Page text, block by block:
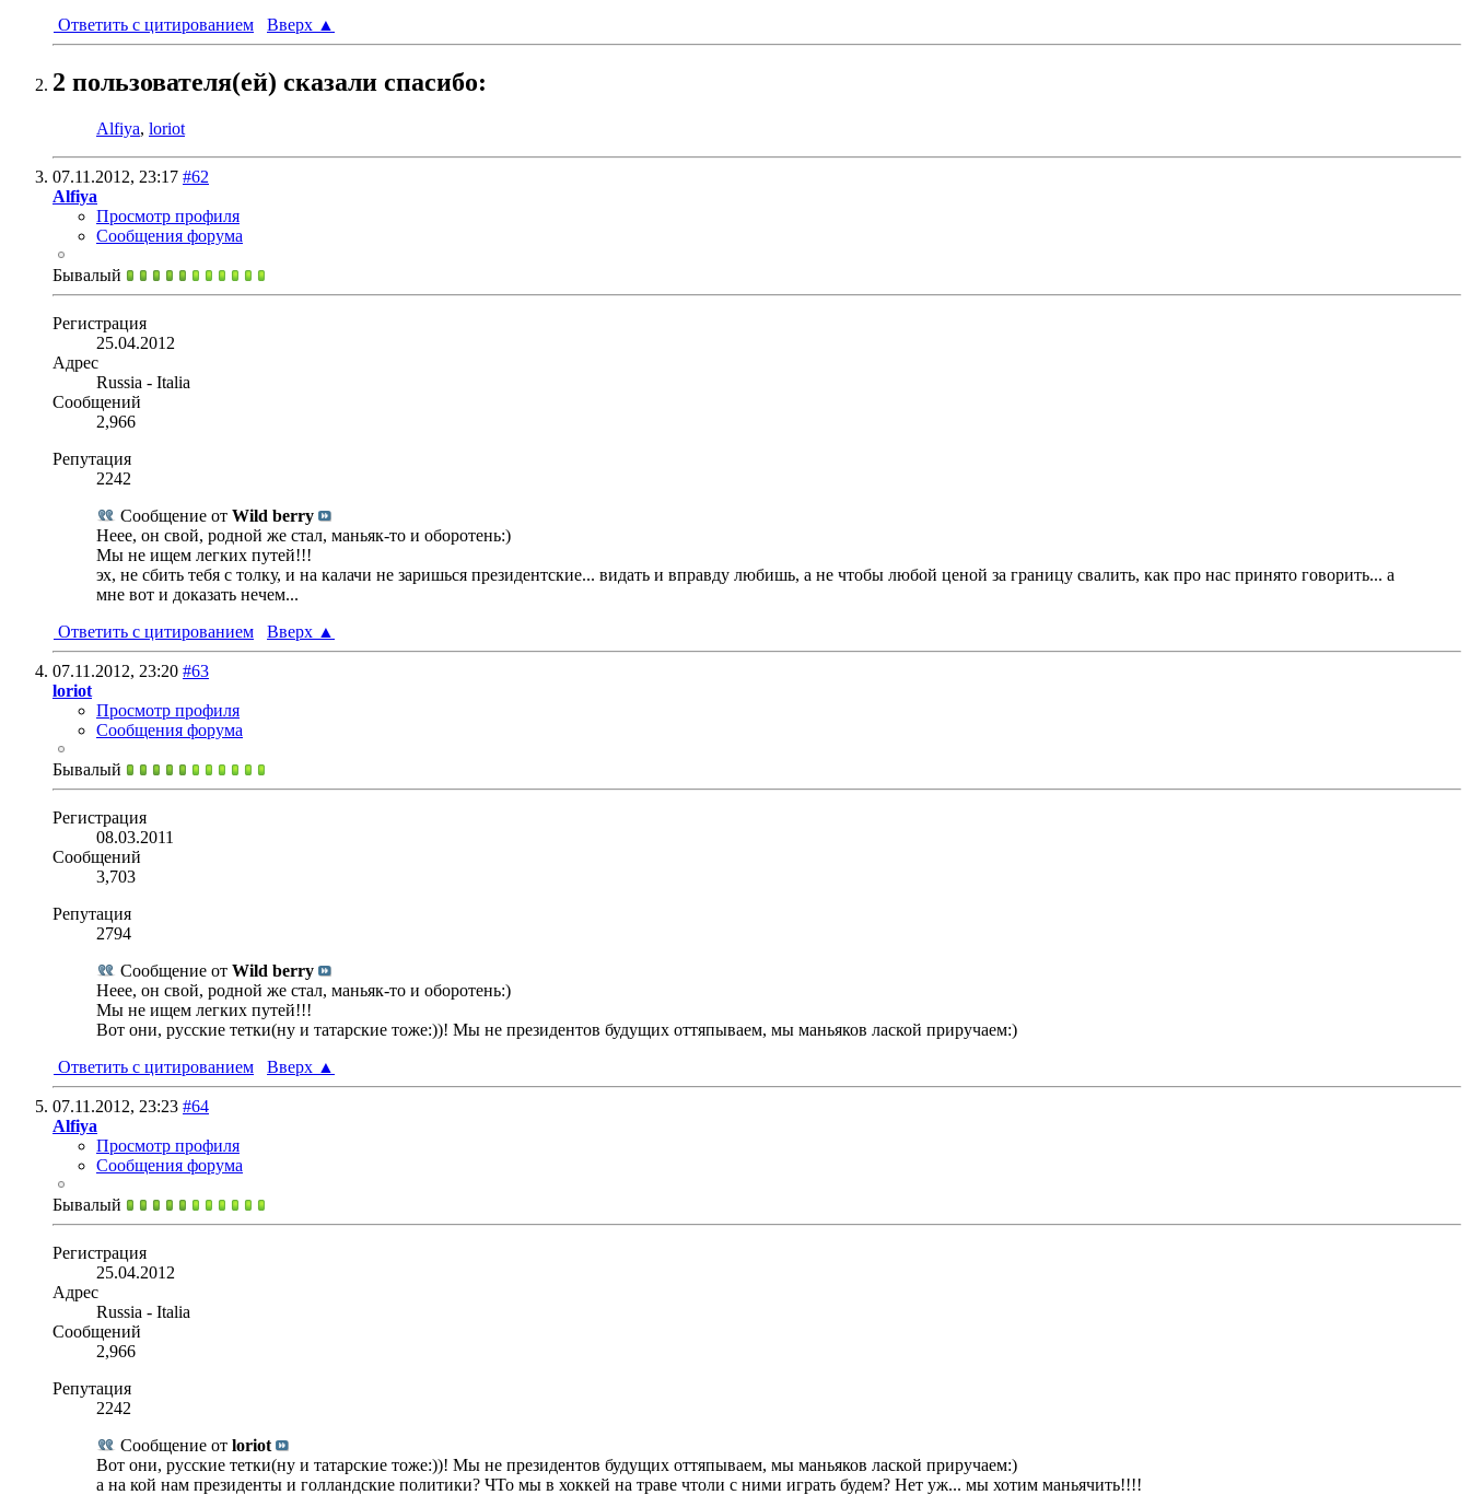
Ответить с цитированием Вверх ▲
2 пользователя(ей) сказали cпасибо:
Alfiya, loriot
07.11.2012, 23:17 #62
Alfiya
Просмотр профиля
Сообщения форума
Бывалый
Регистрация
25.04.2012
Адрес
Russia - Italia
Сообщений
2,966
Репутация
2242
Сообщение от Wild berry
Неее, он свой, родной же стал, маньяк-то и оборотень:)
Мы не ищем легких путей!!!
эх, не сбить тебя с толку, и на калачи не заришься президентские... видать и вправду любишь, а не чтобы любой ценой за границу свалить, как про нас принято говорить... а
мне вот и доказать нечем...
Ответить с цитированием
Вверх ▲
07.11.2012, 23:20 #63
loriot
Просмотр профиля
Сообщения форума
Бывалый
Регистрация
08.03.2011
Сообщений
3,703
Репутация
2794
Сообщение от Wild berry
Неее, он свой, родной же стал, маньяк-то и оборотень:)
Мы не ищем легких путей!!!
Вот они, русские тетки(ну и татарские тоже:))! Мы не президентов будущих оттяпываем, мы маньяков лаской приручаем:)
Ответить с цитированием
Вверх ▲
07.11.2012, 23:23 #64
Alfiya
Просмотр профиля
Сообщения форума
Бывалый
Регистрация
25.04.2012
Адрес
Russia - Italia
Сообщений
2,966
Репутация
2242
Сообщение от loriot
Вот они, русские тетки(ну и татарские тоже:))! Мы не президентов будущих оттяпываем, мы маньяков лаской приручаем:)
а на кой нам президенты и голландские политики? ЧТо мы в хоккей на траве чтоли с ними играть будем? Нет уж... мы хотим маньячить!!!!